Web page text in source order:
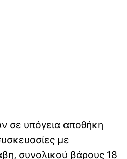
σε υπόγεια αποθήκη
με
συνολικού βάρους 18